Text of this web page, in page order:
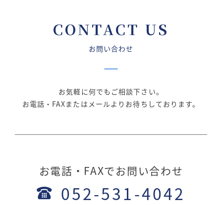
CONTACT US
お問い合わせ
お気軽に何でもご相談下さい。
お電話・FAXまたはメールよりお待ちしております。
お電話・FAXでお問い合わせ
052-531-4042